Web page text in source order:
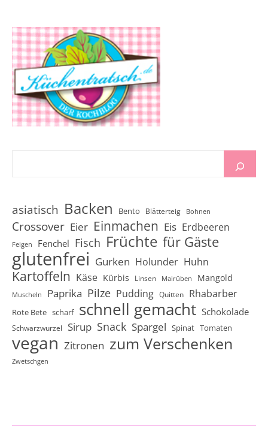
asiatisch Backen Bento Blätterteig Bohnen
Crossover Eier Einmachen Eis Erdbeeren
Feigen Fenchel Fisch Früchte für Gäste
glutenfrei Gurken Holunder Huhn
Kartoffeln Käse Kürbis Linsen Mairüben Mangold
Muscheln Paprika Pilze Pudding Quitten Rhabarber
Rote Bete scharf schnell gemacht Schokolade
Schwarzwurzel Sirup Snack Spargel Spinat Tomaten
vegan Zitronen zum Verschenken
Zwetschgen